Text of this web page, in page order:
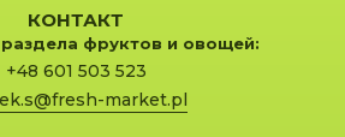
КОНТАКТ
фруктов и овощей:
+48 601 503 523
market.pl